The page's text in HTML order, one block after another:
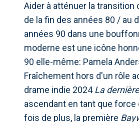
Aider à atténuer la transition
de la fin des années 80 / au
années 90 dans une
moderne est une icône
90 elle-même: Pamela
Fraîchement hors d'un rôle
drame indie 2024La
ascendant en tant que force
fois de plus, la première